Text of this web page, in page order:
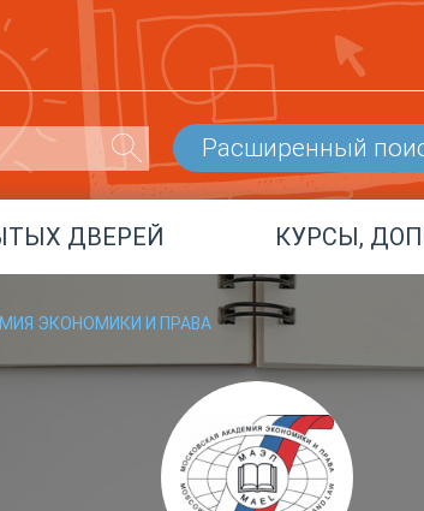
Расширенный
ДВЕРЕЙ КУРСЫ,
ЭКОНОМИКИ И ПРАВА